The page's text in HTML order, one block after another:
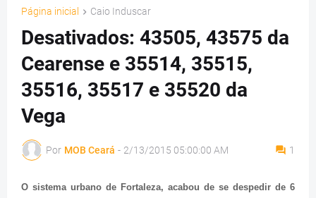
Página inicial Caio Induscar
Desativados: 43505, 43575 da
Cearense e 35514, 35515,
35516, 35517 e 35520 da
Vega
Por MOB Ceará - 2/13/2015 05:00:00 AM 1
O sistema urbano de Fortaleza, acabou de se despedir de 6